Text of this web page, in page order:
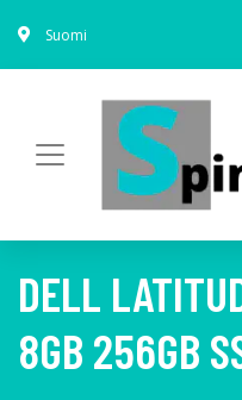
Suomi
DELL
8GB 256GB